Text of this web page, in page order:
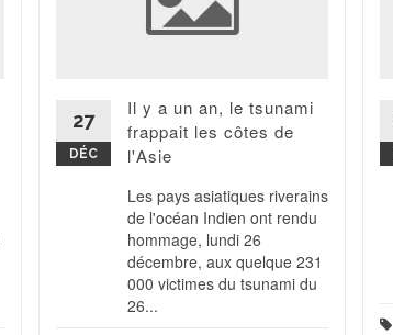
27
DÉC
Il y a un an, le tsunami
frappait les côtes de
l'Asie
Les pays asiatiques riverains
de l'océan Indien ont rendu
hommage, lundi 26
décembre, aux quelque 231
000 victimes du tsunami du
26...